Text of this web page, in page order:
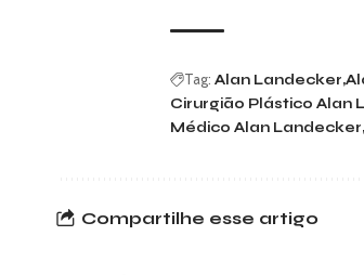
Tag: Alan Landecker
Cirurgião Plástico Alan
Médico Alan Landecker
Compartilhe esse artigo